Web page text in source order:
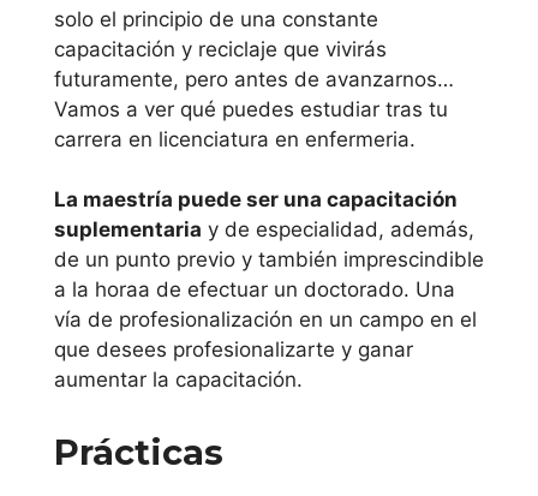
Región de
Murcia
Politécnica de
Cartagena
Universidad
Católica San
Antonio de
solo el principio de una constante
capacitación y reciclaje que vivirás
futuramente, pero antes de avanzarnos…
Vamos a ver qué puedes estudiar tras tu
carrera en licenciatura en enfermeria.
La maestría puede ser una capacitación
suplementaria y de especialidad, además,
de un punto previo y también imprescindible
a la horaa de efectuar un doctorado. Una
vía de profesionalización en un campo en el
que desees profesionalizarte y ganar
aumentar la capacitación.
Prácticas